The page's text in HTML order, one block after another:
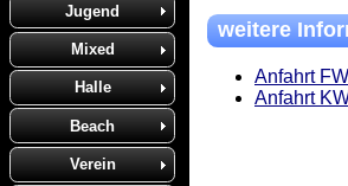
Jugend
Mixed
Halle
Beach
Verein
weitere
Anfahrt
Anfahrt